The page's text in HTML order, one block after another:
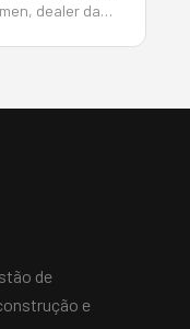
dealer da
de
e